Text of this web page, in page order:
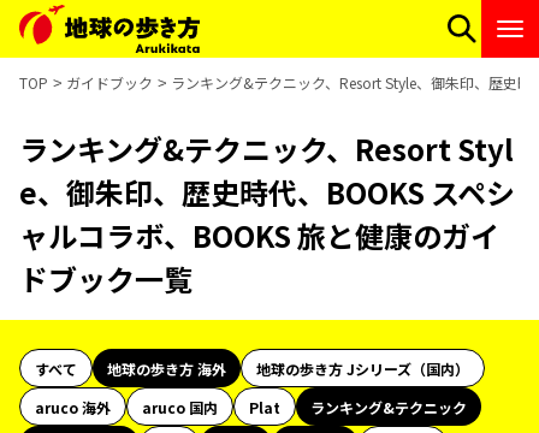
TOP ガイドブック ランキング&テクニック、Resort Style、御朱印、歴史
ランキング&テクニック、Resort Styl
e、御朱印、歴史時代、BOOKS スペシ
ャルコラボ、BOOKS 旅と健康のガイ
ドブック一覧
すべて 地球の歩き方 海外
地球の歩き方 Jシリーズ（国内）
aruco 海外
aruco 国内 Plat
ランキング&テクニック